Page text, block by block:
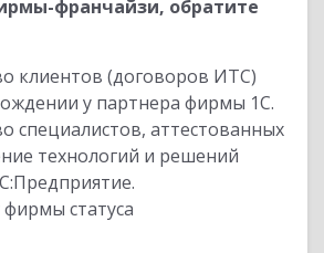
франчайзи, обратите
клиентов (договоров ИТС)
у партнера фирмы 1С.
специалистов, аттестованных
технологий и решений
статуса